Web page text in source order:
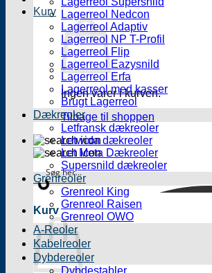
Kurv
Ingen varer i kurven.
Tilbage til shoppen
Kurv
Lagerreol Nedcon
Lagerreol Adaptiv
Lagerreol NP T-Profil
Lagerreol Flip
Lagerreol Eazysnild
Lagerreol Erfa
Lagerreol med kasser
Brugt Lagerreol
Dækreoler
Letfransk dækreoler
Letwida dækreoler
Let Meta Dækreoler
Supersnild dækreoler
Grenreoler
Grenreol King
Grenreol Raisen
Grenreol OWO
A-Reoler
Kabelreoler
Dybdereoler
Dybdestabler